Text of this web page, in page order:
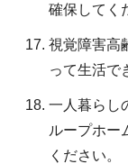
確保してく
視覚障害高
って生活で
一人暮らし
ループホー
ください。